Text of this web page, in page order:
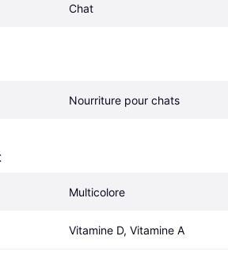
Chat
Nourriture pour chats
Multicolore
Vitamine D, Vitamine A